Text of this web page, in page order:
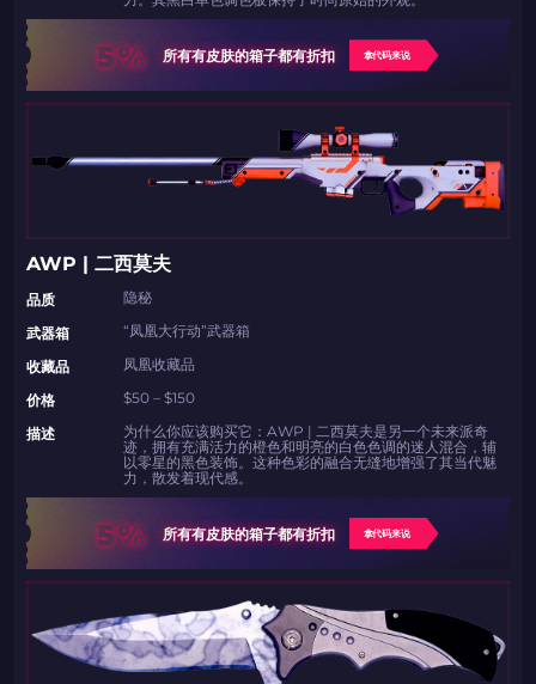
5% 所有有皮肤的箱子都有折扣 拿代码来说
AWP | 二西莫夫
品质
隐秘
武器箱
“凤凰大行动”武器箱
收藏品
凤凰收藏品
价格
$50 – $150
描述
为什么你应该购买它：AWP | 二西莫夫是另一个未来派奇
迹，拥有充满活力的橙色和明亮的白色色调的迷人混合，辅
以零星的黑色装饰。这种色彩的融合无缝地增强了其当代魅
力，散发着现代感。
5% 所有有皮肤的箱子都有折扣 拿代码来说